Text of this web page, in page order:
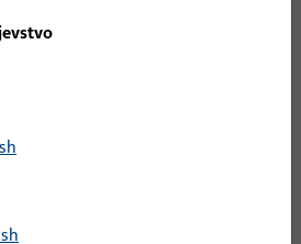
ćete na našoj FAQ stranici.